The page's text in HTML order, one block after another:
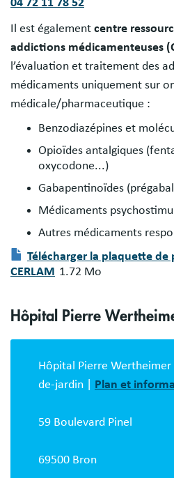
04 72 11 78 52
Il est également centre
addictions médicamenteuses
l’évaluation et traitement des
médicaments uniquement sur
médicale/pharmaceutique :
Benzodiazépines et
Opioïdes antalgiques
oxycodone...)
Gabapentinoïdes
Médicaments
Autres médicaments
Document
Télécharger la plaquette
CERLAM 1.72 Mo
Hôpital Pierre
Hôpital Pierre Wertheimer
de-jardin | Plan et
59 Boulevard Pinel
69500 Bron